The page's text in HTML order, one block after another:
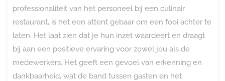
professionaliteit van het personeel bij een culinair
restaurant, is het een attent gebaar om een fooi achter te
laten. Het laat zien dat je hun inzet waardeert en draagt
bij aan een positieve ervaring voor zowel jou als de
medewerkers. Het geeft een gevoel van erkenning en
dankbaarheid, wat de band tussen gasten en het